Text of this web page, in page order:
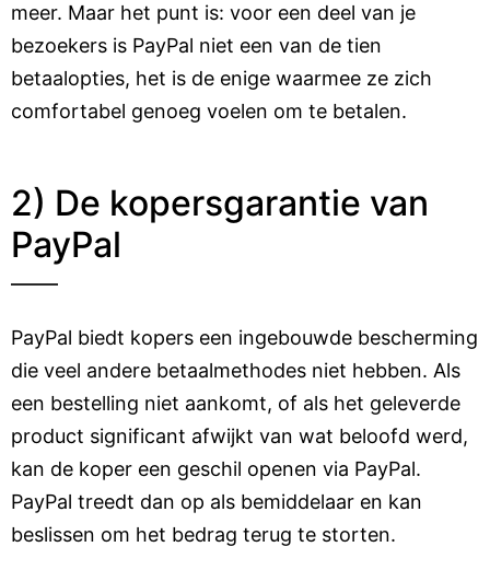
meer. Maar het punt is: voor een deel van je
bezoekers is PayPal niet een van de tien
betaalopties, het is de enige waarmee ze zich
comfortabel genoeg voelen om te betalen.
2) De kopersgarantie van
PayPal
PayPal biedt kopers een ingebouwde bescherming
die veel andere betaalmethodes niet hebben. Als
een bestelling niet aankomt, of als het geleverde
product significant afwijkt van wat beloofd werd,
kan de koper een geschil openen via PayPal.
PayPal treedt dan op als bemiddelaar en kan
beslissen om het bedrag terug te storten.